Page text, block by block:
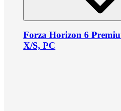
Forza Horizon 6
X/S, PC